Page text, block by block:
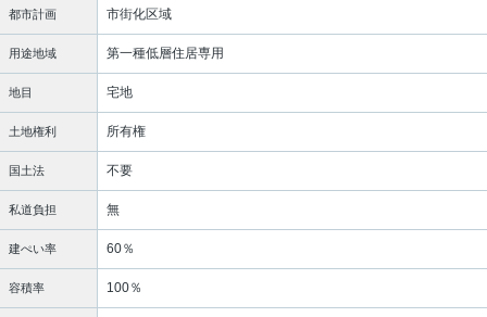
都市計画 市街化区域
用途地域 第一種低層住居専用
地目 宅地
土地権利 所有権
国土法 不要
私道負担 無
建ぺい率 60％
容積率 100％